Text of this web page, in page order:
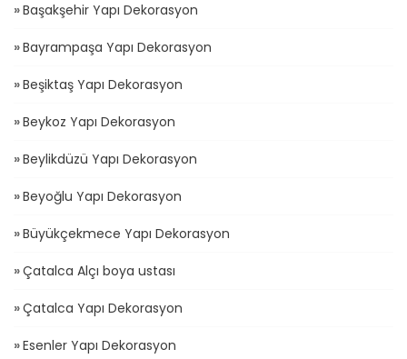
Başakşehir Yapı Dekorasyon
Bayrampaşa Yapı Dekorasyon
Beşiktaş Yapı Dekorasyon
Beykoz Yapı Dekorasyon
Beylikdüzü Yapı Dekorasyon
Beyoğlu Yapı Dekorasyon
Büyükçekmece Yapı Dekorasyon
Çatalca Alçı boya ustası
Çatalca Yapı Dekorasyon
Esenler Yapı Dekorasyon